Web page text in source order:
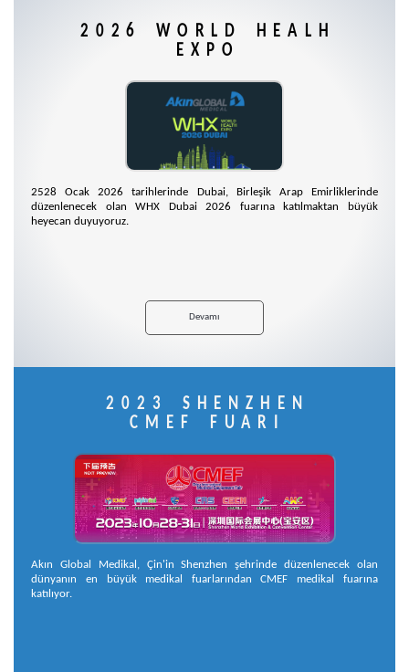
2026 WORLD HEALH
EXPO
2528 Ocak 2026 tarihlerinde Dubai, Birleşik Arap Emirliklerinde
düzenlenecek olan WHX Dubai 2026 fuarına katılmaktan büyük
heyecan duyuyoruz.
Devamı
2023 SHENZHEN
CMEF FUARI
Akın Global Medikal, Çin'in Shenzhen şehrinde düzenlenecek olan
dünyanın en büyük medikal fuarlarından CMEF medikal fuarına
katılıyor.